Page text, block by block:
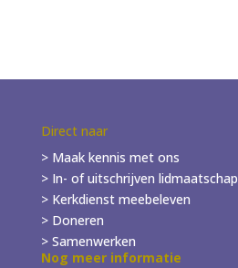
Direct naar
> Maak kennis met ons
> In- ofuitschrijven lidmaatschap
> Kerkdienst meebeleven
> Doneren
> Samenwerken
Nog meer informatie